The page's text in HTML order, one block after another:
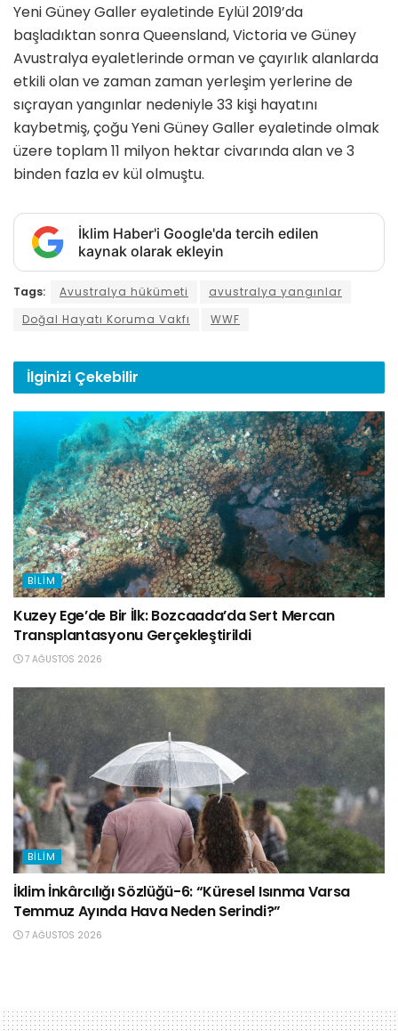
Yeni Güney Galler eyaletinde Eylül 2019’da
başladıktan sonra Queensland, Victoria ve Güney
Avustralya eyaletlerinde orman ve çayırlık alanlarda
etkili olan ve zaman zaman yerleşim yerlerine de
sıçrayan yangınlar nedeniyle 33 kişi hayatını
kaybetmiş, çoğu Yeni Güney Galler eyaletinde olmak
üzere toplam 11 milyon hektar civarında alan ve 3
binden fazla ev kül olmuştu.
İklim Haber'i Google'da tercih edilen
kaynak olarak ekleyin
Tags: Avustralya hükümeti
avustralya yangınlar
Doğal Hayatı Koruma Vakfı
WWF
İlginizi Çekebilir
BILIM
Kuzey Ege’de Bir İlk: Bozcaada’da Sert Mercan
Transplantasyonu Gerçekleştirildi
7 AĞUSTOS 2026
BILIM
İklim İnkârcılığı Sözlüğü-6: “Küresel Isınma Varsa
Temmuz Ayında Hava Neden Serindi?”
7 AĞUSTOS 2026